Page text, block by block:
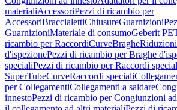
materialiAccessoriPezzi di ricambio per
AccessoriBraccialettiChiusureGuarnizioni
GuarnizioniMateriale di consumoGeberit PE
ricambio per RaccordiCurveBragheRiduzioni
d'ispezionePezzi di ricambio per Braghe
specialiPezzi di ricambio per Raccordi
SuperTubeCurveRaccordi speciali
per CollegamentiCollegamenti a saldare
innestoPezzi di ricambio per Congiunzioni